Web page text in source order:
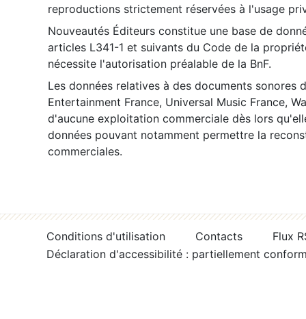
reproductions strictement réservées à l'usage
Nouveautés Éditeurs constitue une base de
articles L341-1 et suivants du Code de la
nécessite l'autorisation préalable de la BnF.
Les données relatives à des documents sonores
Entertainment France, Universal Music France,
d'aucune exploitation commerciale dès lors
données pouvant notamment permettre la
commerciales.
Conditions d'utilisation Contacts
Flux
Déclaration d'accessibilité : partiellement